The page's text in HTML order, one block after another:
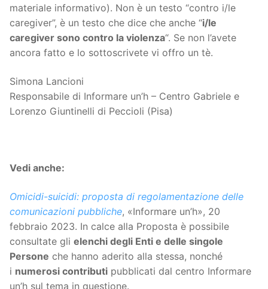
materiale informativo). Non è un testo “contro i/le
caregiver”, è un testo che dice che anche “i/le
caregiver sono contro la violenza“. Se non l’avete
ancora fatto e lo sottoscrivete vi offro un tè.
Simona Lancioni
Responsabile di Informare un’h – Centro Gabriele e
Lorenzo Giuntinelli di Peccioli (Pisa)
Vedi anche:
Omicidi-suicidi: proposta di regolamentazione delle
comunicazioni pubbliche, «Informare un’h», 20
febbraio 2023. In calce alla Proposta è possibile
consultate gli elenchi degli Enti e delle singole
Persone che hanno aderito alla stessa, nonché
i numerosi contributi pubblicati dal centro Informare
un’h sul tema in questione.